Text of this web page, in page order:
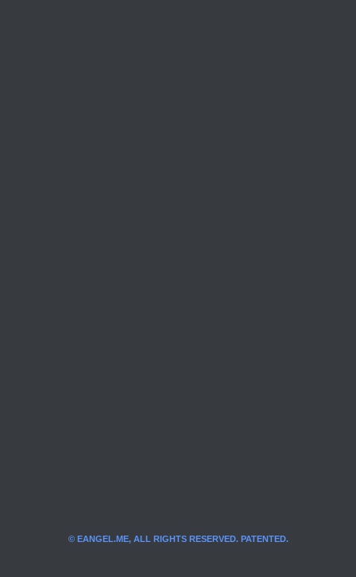
© EANGEL.ME, ALL RIGHTS RESERVED. PATENTED.